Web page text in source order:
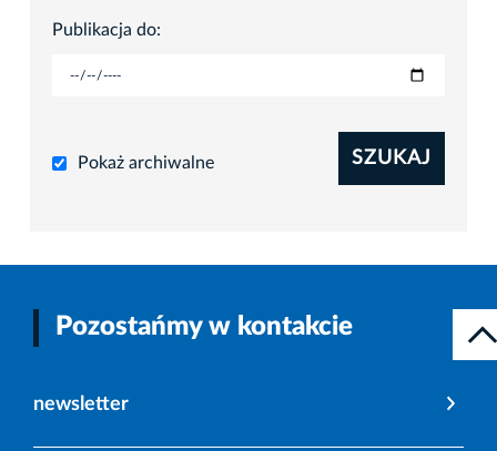
Publikacja do:
Pokaż archiwalne SZUKAJ
Pozostańmy w kontakcie
newsletter